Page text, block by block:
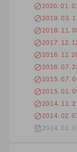
2020. 01.
2019. 03.
2018. 11.
2017. 12.
2016. 12.
2016. 07.
2015. 07.
2015. 01.
2014. 11.
2014. 02.
2014. 01.